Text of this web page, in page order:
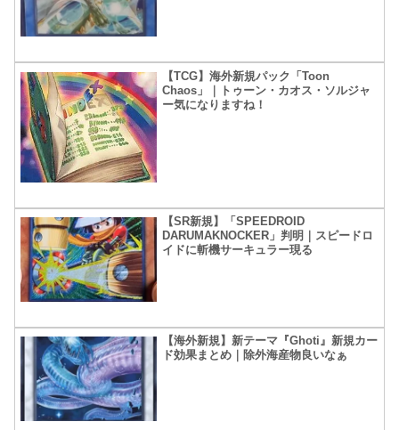
【TCG】海外新規パック「Toon
Chaos」｜トゥーン・カオス・ソルジャ
ー気になりますね！
【SR新規】「SPEEDROID
DARUMAKNOCKER」判明｜スピードロ
イドに斬機サーキュラー現る
【海外新規】新テーマ『Ghoti』新規カー
ド効果まとめ｜除外海産物良いなぁ